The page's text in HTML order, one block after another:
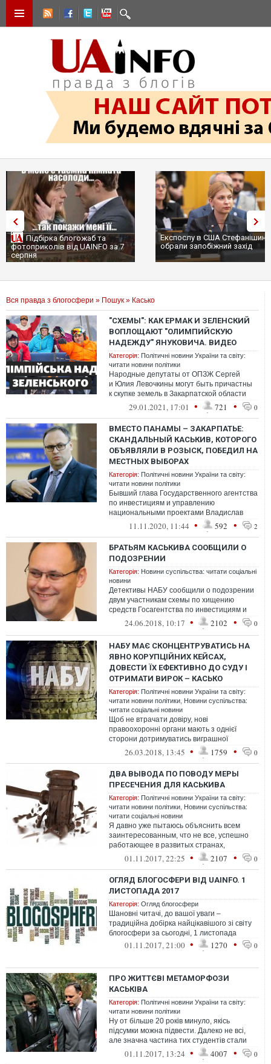
Підбірка блогожаб та
фотоприколів від UAINFO за 7
серпня
Експослу в США
обрали запобіжний захід
Вся правда з блогосфери » Пошук » Касько
"СХЕМЫ": КАК ЕРМАК И ЗЕЛЕНСКИЙ
ВОПЛОЩАЮТ "ОЛИМПИЙСКУЮ
НАДЕЖДУ" ЯНУКОВИЧА. ВИДЕО
Категорія: Політичні новини України та світу:
читати новини політики
Народные депутаты от ОПЗЖ Сергей
и Юлия Левочкины могут быть причастны
к скупке земель в Закарпатской области
за деньги, выведенные из госбюджета.
29.01.2021, 17:01 • 721 • 0
ВМЕСТО ПАНАМЫ – ЗАКАРПАТЬЕ:
СКАНДАЛЬНЫЙ КАСЬКИВ, КОТОРОГО
ОБЪЯВЛЯЛИ В РОЗЫСК, ПОБЕДИЛ НА
МЕСТНЫХ ВЫБОРАХ
Категорія: Політичні новини України та світу:
читати новини політики
Бывший глава Государственного агентства
по инвестициям и управлению
национальными проектами Владислав
Каськив прошел от ОПЗЖ в Закарпатский
11.11.2020, 11:44 • 592 • 2
БРАТЬЯМ КАСЬКИВА СООБЩИЛИ О
ПОДОЗРЕНИИ
Категорія: Новини суспільства: читати соціальні
новини
Детективы НАБУ сообщили о подозрении
двум участникам схемы по хищению
средств Госагентства по инвестициям и
управлению нацпроектами, один из них
24.06.2018, 10:17 • 2102 • 0
НАБУ МАЄ СКОНЦЕНТРУВАТИСЬ НА
ЯВНО КОРУПЦІЙНИХ КЕЙСАХ,
ДОВЕСТИ ЇХ ЕФЕКТИВНО ДО СУДУ І
ОТРИМАТИ ВИРОК – КАСЬКО
Категорія: Політичні новини України та світу:
читати новини політики Новини суспільства:
читати соціальні новини
Щоб не втрачати довіру, нові
правоохоронні органи мають з однієї
сторони дотримуватись виграшної
стратегії та пріоритезувати справи
26.03.2018, 13:45 • 1759 • 0
ДВА ВЫВОДА ПО ПОВОДУ МЕРЫ
ПРЕСЕЧЕНИЯ ДЛЯ КАСЬКИВА
Категорія: Політичні новини України та світу:
читати новини політики Новини суспільства:
читати соціальні новини
Я давно уже пытаюсь объяснить всем
заинтересованным, что не все, успешно
работающее в развитых странах,
приемлемо в нищей, анархичной и
коррумпированн...
01.11.2017, 22:25 • 2107 • 0
ОГЛЯД БЛОГОСФЕРИ ВІД UAINFO. 1
ЛИСТОПАДА 2017
Категорія: Огляд блогосфери
Шановні читачі, до вашої уваги –
традиційна добірка найцікавішого зі світу
блогосфери за сьогодні, 1 листопада
01.11.2017, 21:00 • 1270 • 0
ПРО ЖИТТЄВІ МЕТАМОРФОЗИ
КАСЬКІВА
Категорія: Політичні новини України та світу:
читати новини політики
Ну от більше 20 років минуло, якісь
підсумки можна підвести. Далеко не всі,
але значна частина тих студентів стали
маститими політиками.
01.11.2017, 13:24 • 4007 • 0